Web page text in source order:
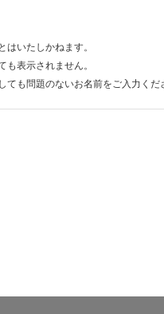
いたしかねます。
表示されません。
ても問題のないお名前をご入力くだ